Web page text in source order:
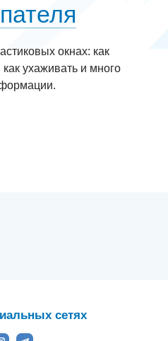
окнах: как
как ухаживать и много
сетях